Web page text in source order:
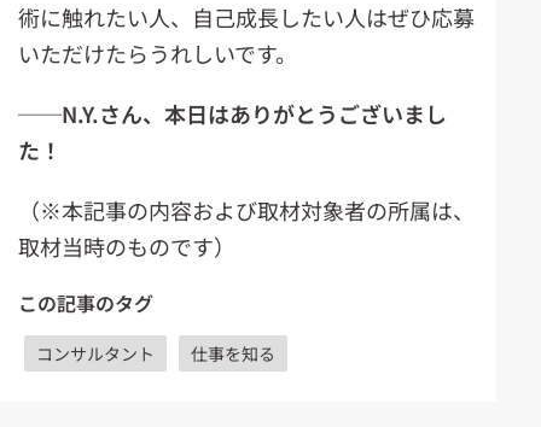
術に触れたい人、自己成長したい人はぜひ応募
いただけたらうれしいです。
──N.Y.さん、本日はありがとうございまし
た！
（※本記事の内容および取材対象者の所属は、
取材当時のものです）
この記事のタグ
コンサルタント 仕事を知る